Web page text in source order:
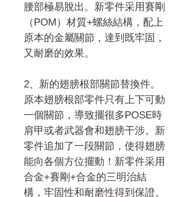
腰部極易脫出。新零件采用賽剛
（POM）材質+螺絲結構，配上
原本的金屬關節，達到既牢固，
又耐磨的效果。
2、新的翅膀根部關節替換件。
原本翅膀根部零件只有上下可動
一個關節，導致擺很多POSE時
肩甲或者武器會和翅膀干涉。新
零件追加了一段關節，使得翅膀
能向各個方位擺動！新零件采用
合金+賽剛+合金的三明治結
構，牢固性和耐磨性得到保證。